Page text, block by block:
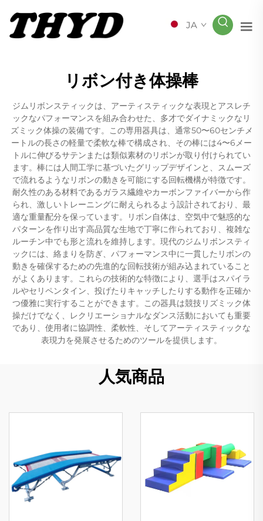
JA
リボン付き体操棒
ジムリボンスティックは、アーティスティックな表現とアスレチ
ックなパフォーマンスを組み合わせた、多才でダイナミックなリ
ズミック体操の装備です。この専用器具は、通常50〜60センチメ
ートルの長さの軽量で柔軟な棒で構成され、その棒には4〜6メー
トルに伸びるサテンまたは類似素材のリボンが取り付けられてい
ます。棒には人間工学に基づいたグリップデザインと、スムーズ
で流れるようなリボンの動きを可能にする回転機構が特徴です。
耐久性のある材料であるガラス繊維やカーボンファイバーから作
られ、激しいトレーニングに耐えられるよう設計されており、最
適な重量配分を保っています。リボン自体は、空気中で魅惑的な
パターンを作り出す高品質な生地で丁寧に作られており、複雑な
ルーチン中でも形と流れを維持します。現代のジムリボンスティ
ックには、絡まりを防ぎ、パフォーマンス中に一貫したリボンの
動きを確保するための先進的な回転技術が組み込まれていること
がよくあります。これらの技術的な特徴により、選手はスパイラ
ルやセリペンタイン、投げたりキャッチしたりする動作を正確か
つ優雅に実行することができます。この器具は競技リズミック体
操だけでなく、レクリエーショナルなダンス活動においても重要
であり、使用者に協調性、柔軟性、そしてアーティスティックな
表現力を発展させるためのツールを提供します。
人気商品